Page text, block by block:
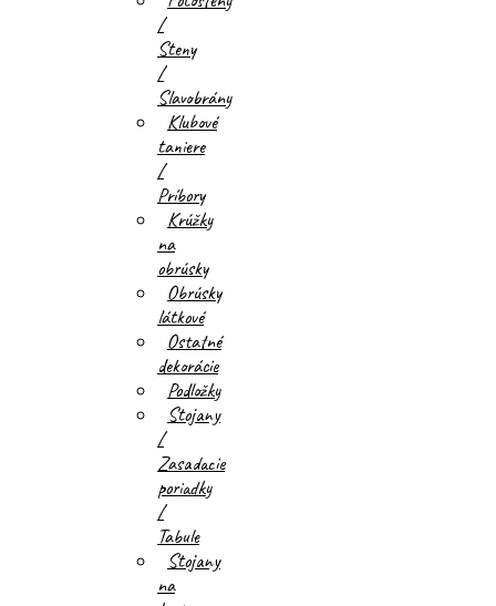
/
Steny
/
Slavobrány
Klubové
taniere
/
Príbory
Krúžky
na
obrúsky
Obrúsky
látkové
Ostatné
dekorácie
Podložky
Stojany
/
Zasadacie
poriadky
/
Tabule
Stojany
na